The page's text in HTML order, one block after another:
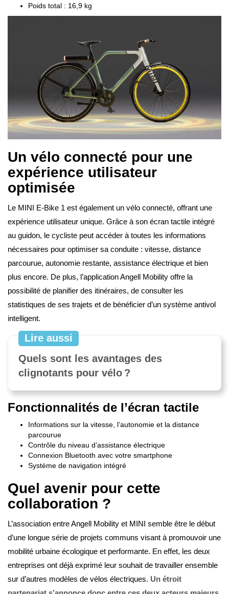
Poids total : 16,9 kg
Un vélo connecté pour une
expérience utilisateur
optimisée
Le MINI E-Bike 1 est également un vélo connecté, offrant une
expérience utilisateur unique. Grâce à son écran tactile intégré
au guidon, le cycliste peut accéder à toutes les informations
nécessaires pour optimiser sa conduite : vitesse, distance
parcourue, autonomie restante, assistance électrique et bien
plus encore. De plus, l’application Angell Mobility offre la
possibilité de planifier des itinéraires, de consulter les
statistiques de ses trajets et de bénéficier d’un système antivol
intelligent.
Lire aussi
Quels sont les avantages des
clignotants pour vélo ?
Fonctionnalités de l’écran tactile
Informations sur la vitesse, l’autonomie et la distance
parcourue
Contrôle du niveau d’assistance électrique
Connexion Bluetooth avec votre smartphone
Système de navigation intégré
Quel avenir pour cette
collaboration ?
L’association entre Angell Mobility et MINI semble être le début
d’une longue série de projets communs visant à promouvoir une
mobilité urbaine écologique et performante. En effet, les deux
entreprises ont déjà exprimé leur souhait de travailler ensemble
sur d’autres modèles de vélos électriques. Un étroit